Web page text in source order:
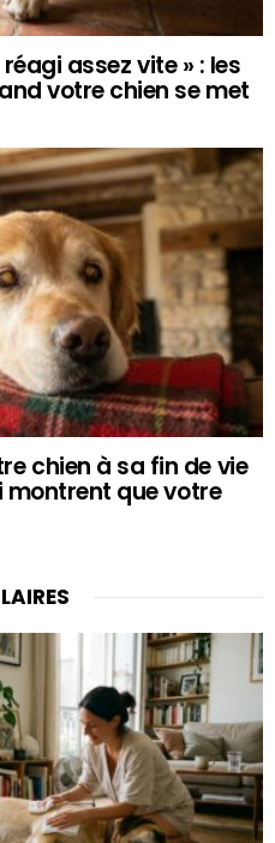
assez vite » : les
votre chien se met
chien à sa fin de vie
montrent que votre